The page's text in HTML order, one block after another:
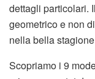
dettagli particolari.
geometrico e non
nella bella
Scopriamo i 9